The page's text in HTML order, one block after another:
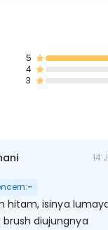
5
4
3
14
-
hitam, isinya
diujungnya